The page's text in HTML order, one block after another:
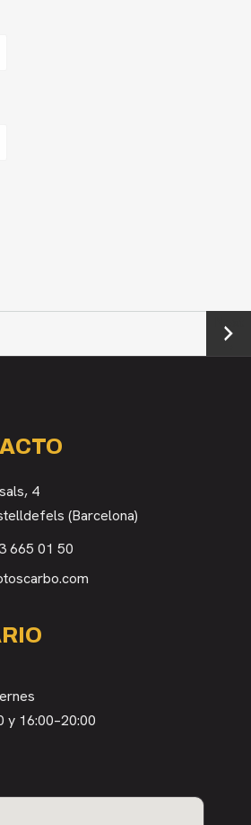
Next
→
4
(Barcelona)
665 01 50
y 16:00–20:00